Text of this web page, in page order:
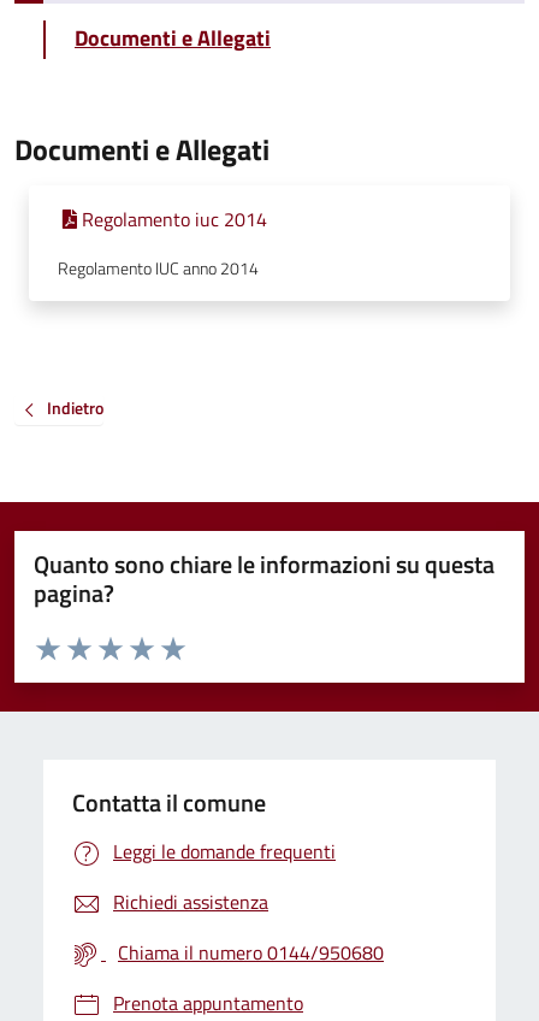
Documenti e Allegati
Documenti e Allegati
Regolamento iuc 2014
Regolamento IUC anno 2014
Indietro
Quanto sono chiare le informazioni su questa
pagina?
Valuta da 1 a 5 stelle la pagina
Valuta 5 stelle su 5
Valuta 4 stelle su 5
Valuta 3 stelle su 5
Valuta 2 stelle su 5
Valuta 1 stelle su 5
Contatta il comune
Leggi le domande frequenti
Richiedi assistenza
Chiama il numero 0144/950680
Prenota appuntamento